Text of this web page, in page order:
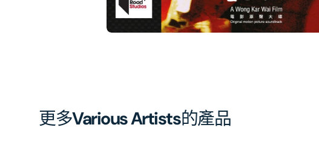
第
1
更多Various Artists的產品